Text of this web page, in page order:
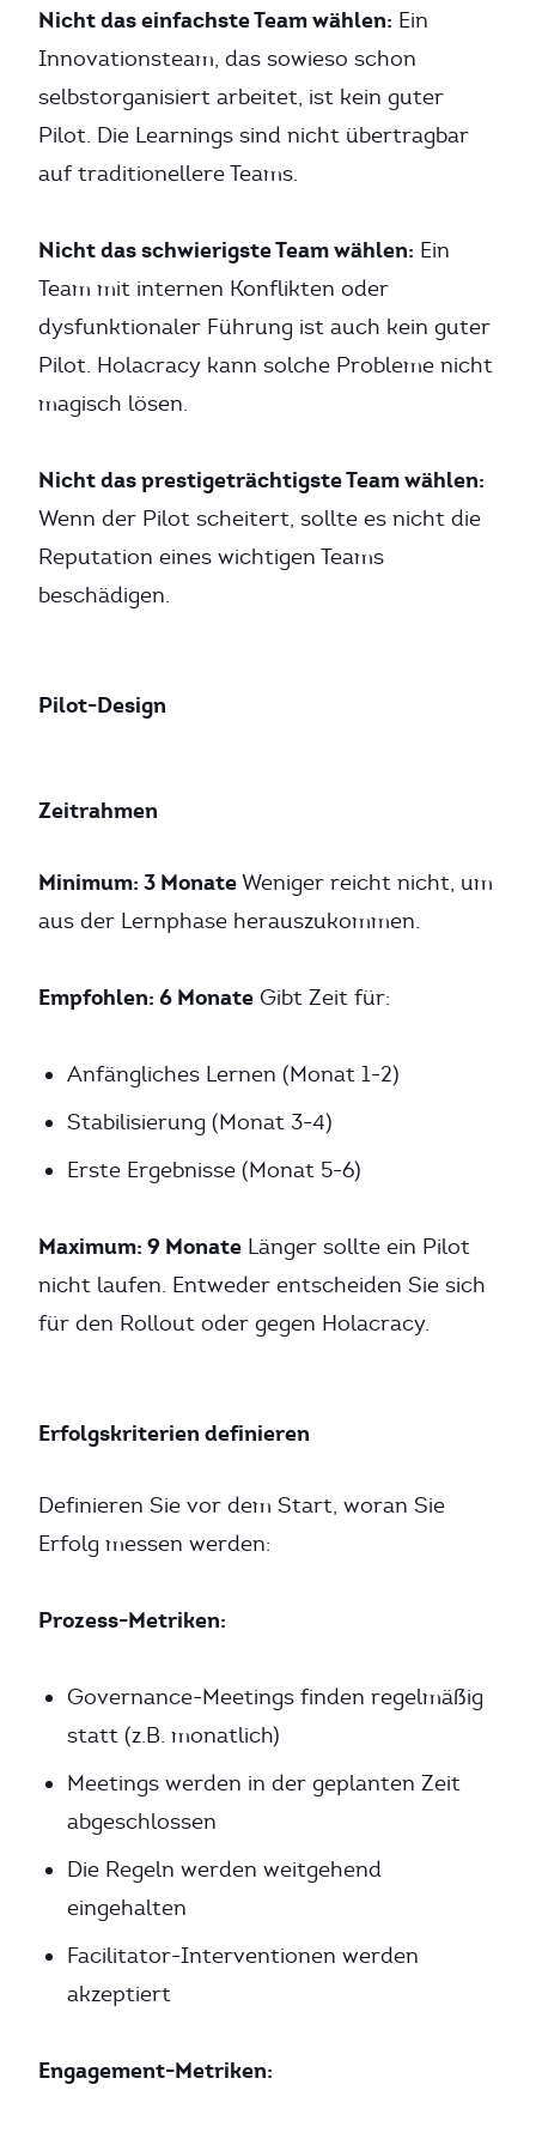
Nicht das einfachste Team wählen: Ein
Innovationsteam, das sowieso schon
selbstorganisiert arbeitet, ist kein guter
Pilot. Die Learnings sind nicht übertragbar
auf traditionellere Teams.
Nicht das schwierigste Team wählen: Ein
Team mit internen Konflikten oder
dysfunktionaler Führung ist auch kein guter
Pilot. Holacracy kann solche Probleme nicht
magisch lösen.
Nicht das prestigeträchtigste Team wählen:
Wenn der Pilot scheitert, sollte es nicht die
Reputation eines wichtigen Teams
beschädigen.
Pilot-Design
Zeitrahmen
Minimum: 3 MonateWeniger reicht nicht, um
aus der Lernphase herauszukommen.
Empfohlen: 6 Monate Gibt Zeit für:
Anfängliches Lernen (Monat 1-2)
Stabilisierung (Monat 3-4)
Erste Ergebnisse (Monat 5-6)
Maximum: 9 Monate Länger sollte ein Pilot
nicht laufen. Entweder entscheiden Sie sich
für den Rollout oder gegen Holacracy.
Erfolgskriterien definieren
Definieren Sie vor dem Start, woran Sie
Erfolg messen werden:
Prozess-Metriken:
Governance-Meetings finden regelmäßig
statt (z.B. monatlich)
Meetings werden in der geplanten Zeit
abgeschlossen
Die Regeln werden weitgehend
eingehalten
Facilitator-Interventionen werden
akzeptiert
Engagement-Metriken: